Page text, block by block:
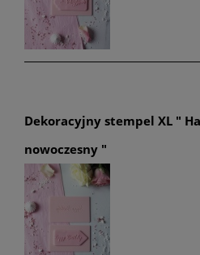
Dekoracyjny stempel XL "
nowoczesny "